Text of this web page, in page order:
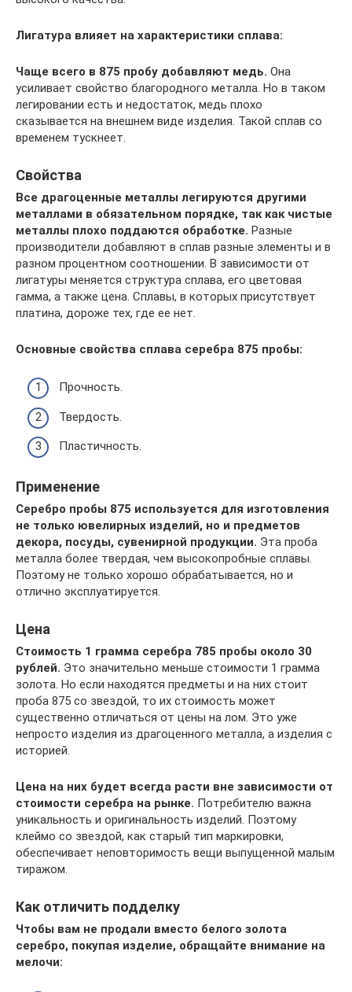
Лигатура влияет на характеристики сплава:
Чаще всего в 875 пробу добавляют медь. Она
усиливает свойство благородного металла. Но в таком
легировании есть и недостаток, медь плохо
сказывается на внешнем виде изделия. Такой сплав со
временем тускнеет.
Свойства
Все драгоценные металлы легируются другими
металлами в обязательном порядке, так как чистые
металлы плохо поддаются обработке. Разные
производители добавляют в сплав разные элементы и в
разном процентном соотношении. В зависимости от
лигатуры меняется структура сплава, его цветовая
гамма, а также цена. Сплавы, в которых присутствует
платина, дороже тех, где ее нет.
Основные свойства сплава серебра 875 пробы:
Прочность.
Твердость.
Пластичность.
Применение
Серебро пробы 875 используется для изготовления
не только ювелирных изделий, но и предметов
декора, посуды, сувенирной продукции. Эта проба
металла более твердая, чем высокопробные сплавы.
Поэтому не только хорошо обрабатывается, но и
отлично эксплуатируется.
Цена
Стоимость 1 грамма серебра 785 пробы около 30
рублей. Это значительно меньше стоимости 1 грамма
золота. Но если находятся предметы и на них стоит
проба 875 со звездой, то их стоимость может
существенно отличаться от цены на лом. Это уже
непросто изделия из драгоценного металла, а изделия с
историей.
Цена на них будет всегда расти вне зависимости от
стоимости серебра на рынке. Потребителю важна
уникальность и оригинальность изделий. Поэтому
клеймо со звездой, как старый тип маркировки,
обеспечивает неповторимость вещи выпущенной малым
тиражом.
Как отличить подделку
Чтобы вам не продали вместо белого золота
серебро, покупая изделие, обращайте внимание на
мелочи: